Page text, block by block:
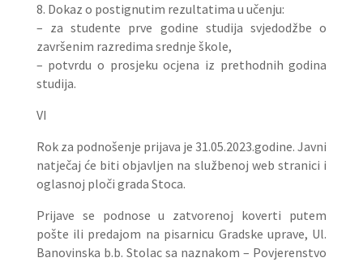
8. Dokaz o postignutim rezultatima u učenju:
– za studente prve godine studija svjedodžbe o
završenim razredima srednje škole,
– potvrdu o prosjeku ocjena iz prethodnih godina
studija.
VI
Rok za podnošenje prijava je 31.05.2023.godine. Javni
natječaj će biti objavljen na službenoj web stranici i
oglasnoj ploči grada Stoca.
Prijave se podnose u zatvorenoj koverti putem
pošte ili predajom na pisarnicu Gradske uprave, Ul.
Banovinska b.b. Stolac sa naznakom – Povjerenstvo